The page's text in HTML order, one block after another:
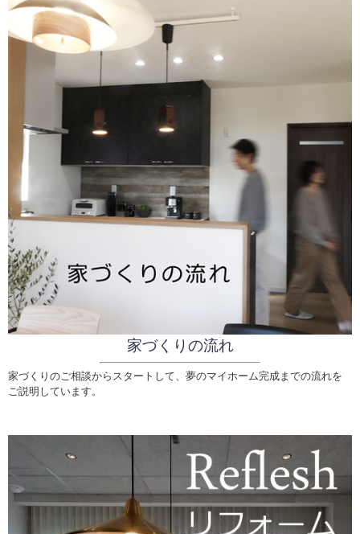
家づくりの流れ
家づくりのご相談からスタートして、夢のマイホーム完成までの流れを
ご説明しています。